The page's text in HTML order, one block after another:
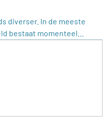
diverser. In de meeste
bestaat momenteel…